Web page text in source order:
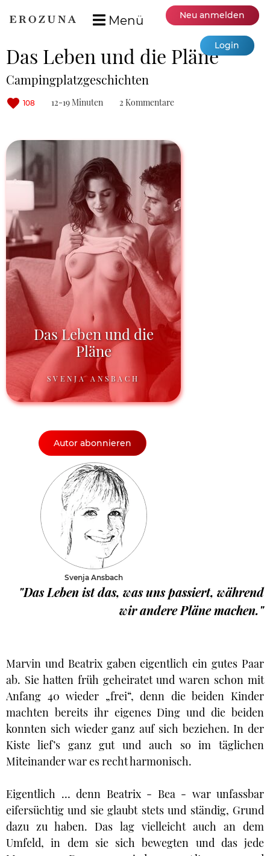
Menü Neu anmelden
Login
Das Leben und die Pläne
Campingplatzgeschichten
108 12-19 Minuten 2 Kommentare
Das Leben und die
Pläne
SVENJA ANSBACH
Autor abonnieren
Svenja Ansbach
"Das Leben ist das, was uns passiert, während
wir andere Pläne machen."
Marvin und Beatrix gaben eigentlich ein gutes Paar
ab. Sie hatten früh geheiratet und waren schon mit
Anfang 40 wieder „frei“, denn die beiden Kinder
machten bereits ihr eigenes Ding und die beiden
konnten sich wieder ganz auf sich beziehen. In der
Kiste lief’s ganz gut und auch so im täglichen
Miteinander war es recht harmonisch.
Eigentlich … denn Beatrix - Bea - war unfassbar
eifersüchtig und sie glaubt stets und ständig, Grund
dazu zu haben. Das lag vielleicht auch an dem
Umfeld, in dem sie sich bewegten und das jede